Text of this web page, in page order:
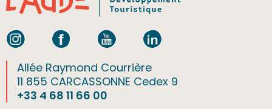
Allée Raymond Courrière
11 855 CARCASSONNE Cedex 9
+33 4 68 11 66 00